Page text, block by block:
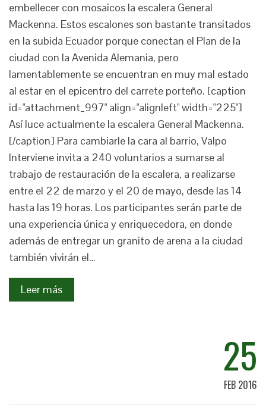
embellecer con mosaicos la escalera General
Mackenna. Estos escalones son bastante transitados
en la subida Ecuador porque conectan el Plan de la
ciudad con la Avenida Alemania, pero
lamentablemente se encuentran en muy mal estado
al estar en el epicentro del carrete porteño. [caption
id="attachment_997" align="alignleft" width="225"]
Así luce actualmente la escalera General Mackenna.
[/caption] Para cambiarle la cara al barrio, Valpo
Interviene invita a 240 voluntarios a sumarse al
trabajo de restauración de la escalera, a realizarse
entre el 22 de marzo y el 20 de mayo, desde las 14
hasta las 19 horas. Los participantes serán parte de
una experiencia única y enriquecedora, en donde
además de entregar un granito de arena a la ciudad
también vivirán el…
Leer más
25
FEB 2016